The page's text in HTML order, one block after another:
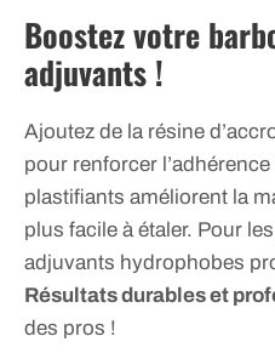
Boostez votre
adjuvants !
Ajoutez de la résine
pour renforcer
plastifiants améliorent la
plus facile à étaler. Pour
adjuvants hydrophobes
Résultats durables et
des pros !